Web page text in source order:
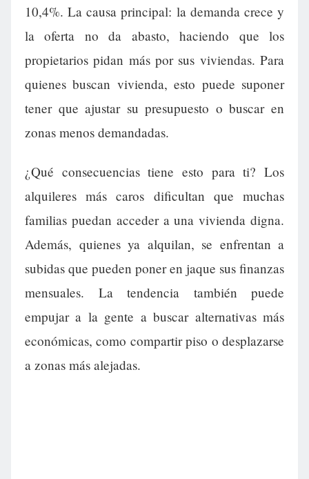
10,4%. La causa principal: la demanda crece y
la oferta no da abasto, haciendo que los
propietarios pidan más por sus viviendas. Para
quienes buscan vivienda, esto puede suponer
tener que ajustar su presupuesto o buscar en
zonas menos demandadas.
¿Qué consecuencias tiene esto para ti? Los
alquileres más caros dificultan que muchas
familias puedan acceder a una vivienda digna.
Además, quienes ya alquilan, se enfrentan a
subidas que pueden poner en jaque sus finanzas
mensuales. La tendencia también puede
empujar a la gente a buscar alternativas más
económicas, como compartir piso o desplazarse
a zonas más alejadas.